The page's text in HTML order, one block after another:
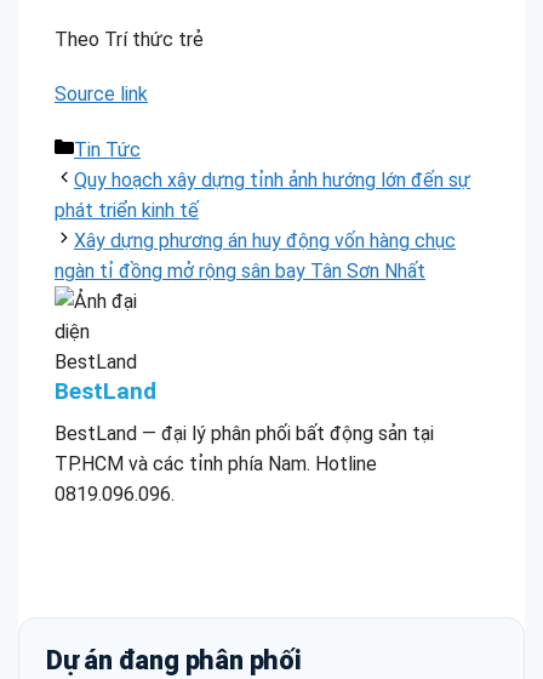
Theo Trí thức trẻ
Source link
Danh
mục
Tin Tức
Quy hoạch xây dựng tỉnh ảnh hướng lớn đến sự
phát triển kinh tế
Xây dựng phương án huy động vốn hàng chục
ngàn tỉ đồng mở rộng sân bay Tân Sơn Nhất
BestLand
BestLand — đại lý phân phối bất động sản tại
TP.HCM và các tỉnh phía Nam. Hotline
0819.096.096.
Dự án đang phân phối